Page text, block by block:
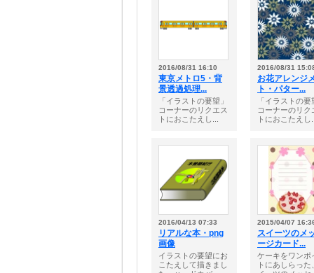
2016/08/31 16:10
東京メトロ5・背
景透過処理...
「イラストの要望」
コーナーのリクエス
トにおこたえし...
2016/08/31
お花アレンジ
ト・パター...
「イラストの要
コーナーのリク
トにおこたえし
2016/04/13 07:33
リアルな本・png
画像
イラストの要望にお
こたえして描きまし
2015/04/07
スイーツのメ
ージカード...
ケーキをワンポ
トにあしらった